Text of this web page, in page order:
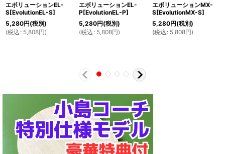
エボリューションEL-
S[EvolutionEL-S]
5,280円(税別)
(税込 : 5,808円)
エボリューションEL-
P[EvolutionEL-P]
5,280円(税別)
(税込 : 5,808円)
エボリューションMX-
S[EvolutionMX-S]
5,280円(税別)
(税込 : 5,808円)